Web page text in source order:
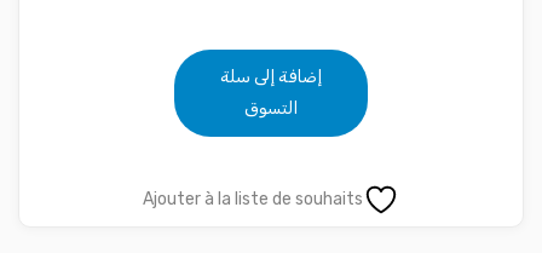
إضافة إلى سلة
التسوق
Ajouter à la liste de souhaits